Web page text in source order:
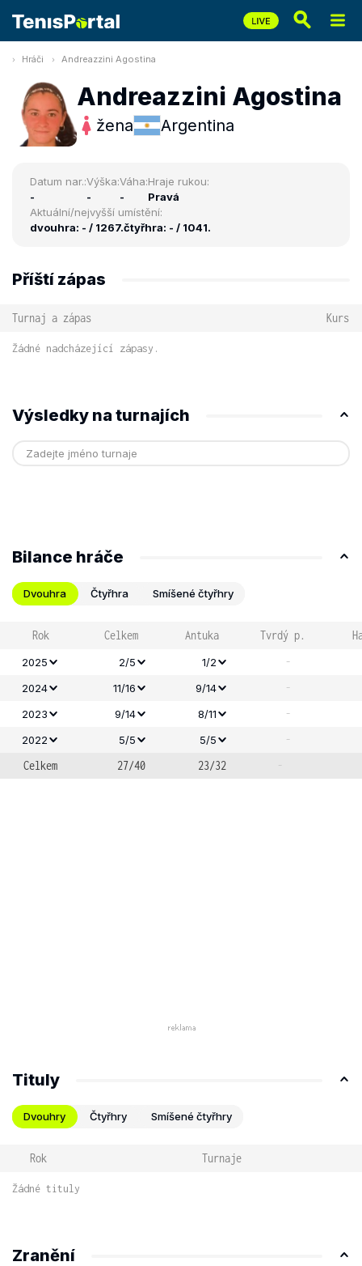
Hráči Andreazzini Agostina
Andreazzini Agostina
žena Argentina
Datum nar.:
-
Výška:
-
Váha:
-
Hraje rukou:
Pravá
Aktuální/nejvyšší umístění:
dvouhra: - / 1267.čtyřhra: - / 1041.
Příští zápas
Turnaj a zápas Kurs
Žádné nadcházející zápasy.
Výsledky na turnajích
Bilance hráče
Dvouhra Čtyřhra Smíšené čtyřhry
Rok Celkem Antuka Tvrdý p.
2025 2/5 1/2 -
2024 11/16 9/14 -
2023
9/14 8/11 -
2022 5/5 5/5
-
Celkem
27/40 23/32 -
Tituly
Dvouhry Čtyřhry Smíšené čtyřhry
Rok Turnaje
Žádné tituly
Zranění